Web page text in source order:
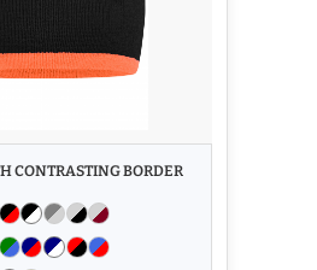
CONTRASTING BORDER